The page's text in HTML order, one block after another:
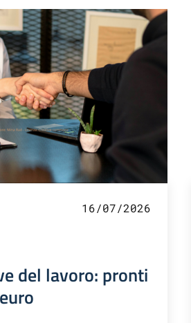
16/07/2026
del lavoro: pronti